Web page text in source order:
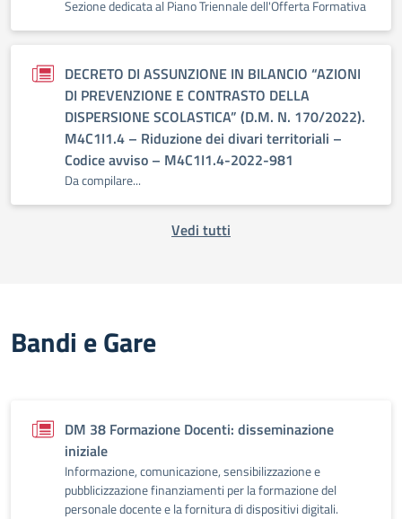
Sezione dedicata al Piano Triennale dell'Offerta Formativa
DECRETO DI ASSUNZIONE IN BILANCIO “AZIONI
DI PREVENZIONE E CONTRASTO DELLA
DISPERSIONE SCOLASTICA” (D.M. N. 170/2022).
M4C1I1.4 – Riduzione dei divari territoriali –
Codice avviso – M4C1I1.4-2022-981
Da compilare...
Vedi tutti
Bandi e Gare
DM 38 Formazione Docenti: disseminazione
iniziale
Informazione, comunicazione, sensibilizzazione e
pubblicizzazione finanziamenti per la formazione del
personale docente e la fornitura di dispositivi digitali.